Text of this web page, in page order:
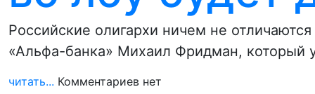
Российские олигархи ничем не
«Альфа-банка» Михаил Фридман, который
читать... Комментариев нет